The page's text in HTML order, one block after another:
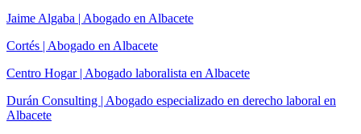
Jaime Algaba | Abogado en Albacete
Cortés | Abogado en Albacete
Centro Hogar | Abogado laboralista en Albacete
Durán Consulting | Abogado especializado en derecho laboral en
Albacete